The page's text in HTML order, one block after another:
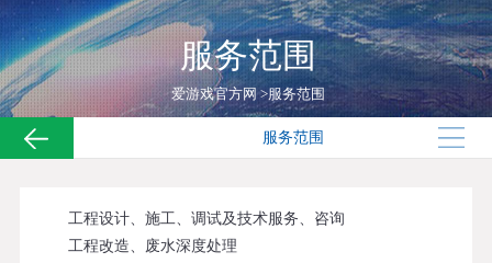
服务范围
爱游戏官方网>服务范围
服务范围
工程设计、施工、调试及技术服务、咨询
工程改造、废水深度处理